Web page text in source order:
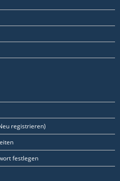
registrieren)
festlegen